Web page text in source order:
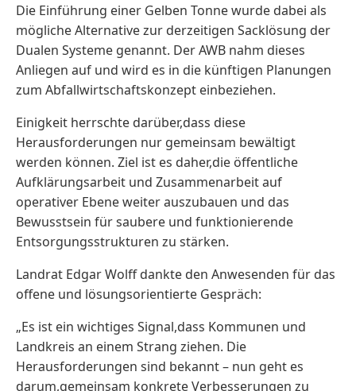
Die Einführung einer Gelben Tonne wurde dabei als
mögliche Alternative zur derzeitigen Sacklösung der
Dualen Systeme genannt. Der AWB nahm dieses
Anliegen auf und wird es in die künftigen Planungen
zum Abfallwirtschaftskonzept einbeziehen.
Einigkeit herrschte darüber,dass diese
Herausforderungen nur gemeinsam bewältigt
werden können. Ziel ist es daher,die öffentliche
Aufklärungsarbeit und Zusammenarbeit auf
operativer Ebene weiter auszubauen und das
Bewusstsein für saubere und funktionierende
Entsorgungsstrukturen zu stärken.
Landrat Edgar Wolff dankte den Anwesenden für das
offene und lösungsorientierte Gespräch:
„Es ist ein wichtiges Signal,dass Kommunen und
Landkreis an einem Strang ziehen. Die
Herausforderungen sind bekannt – nun geht es
darum,gemeinsam konkrete Verbesserungen zu